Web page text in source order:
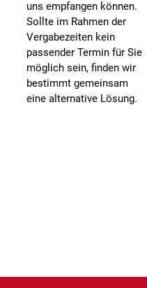
uns empfangen können.
Sollte im Rahmen der
Vergabezeiten kein
passender Termin für Sie
möglich sein, finden wir
bestimmt gemeinsam
eine alternative Lösung.